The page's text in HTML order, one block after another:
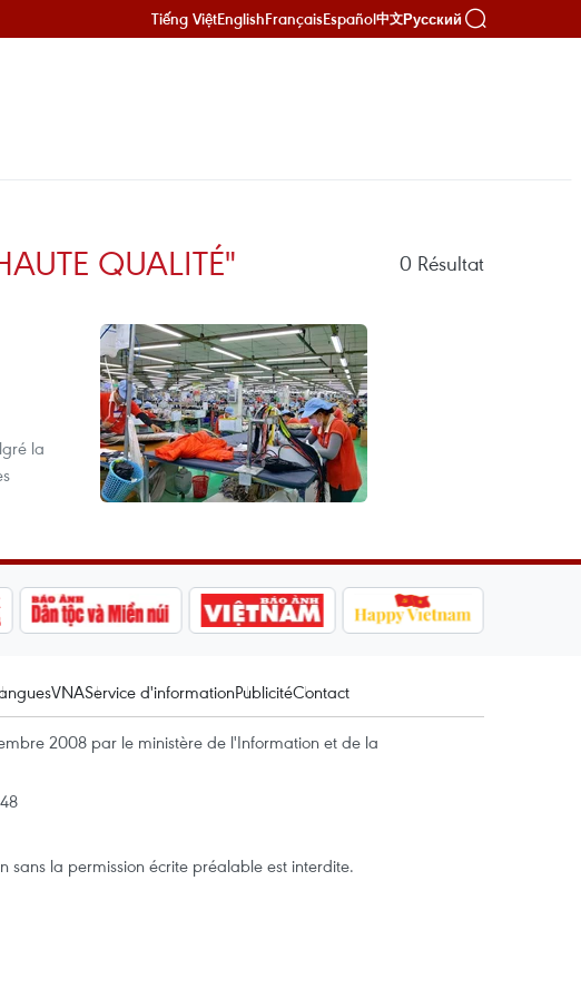
Tiếng ViệtEnglishFrançaisEspañol中文Русский
QUALITÉ" 0 Résultat
la
VNAService d'informationPublicitéContact
2008 par le ministère de l'Information et de la
la permission écrite préalable est interdite.